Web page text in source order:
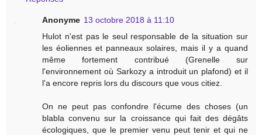
Anonyme 13 octobre 2018 à 11:10
Hulot n'est pas le seul responsable de la situation sur
les éoliennes et panneaux solaires, mais il y a quand
même fortement contribué (Grenelle sur
l'environnement où Sarkozy a introduit un plafond) et il
l'a encore repris lors du discours que vous citiez.
On ne peut pas confondre l'écume des choses (un
blabla convenu sur la croissance qui fait des dégâts
écologiques, que le premier venu peut tenir et qui ne